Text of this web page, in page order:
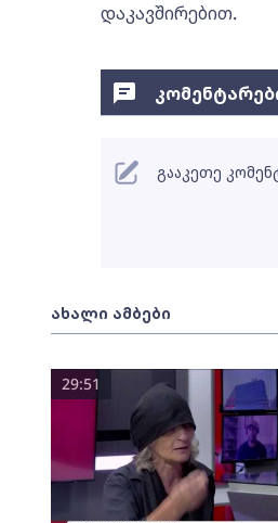
დაკავშირებით.
ახალი ამბები
29:51
გააკეთე